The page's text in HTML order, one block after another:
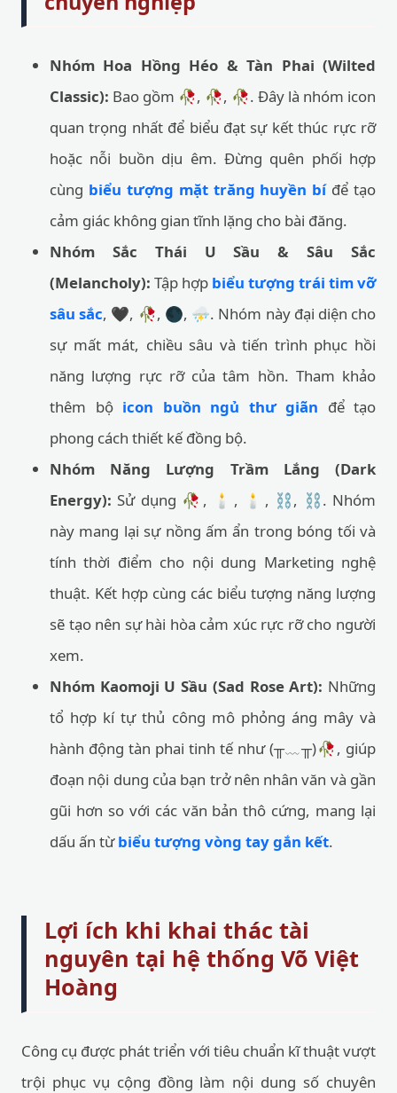
Nhóm Hoa Hồng Héo & Tàn Phai (Wilted
Classic): Bao gồm 🥀, 🥀, 🥀. Đây là nhóm icon
quan trọng nhất để biểu đạt sự kết thúc rực rỡ
hoặc nỗi buồn dịu êm. Đừng quên phối hợp
cùng biểu tượng mặt trăng huyền bíđể tạo
cảm giác không gian tĩnh lặng cho bài đăng.
Nhóm Sắc Thái U Sầu & Sâu Sắc
(Melancholy): Tập hợp biểu tượng trái tim vỡ
sâu sắc, 🖤, 🥀, 🌑, ⛈️. Nhóm này đại diện cho
sự mất mát, chiều sâu và tiến trình phục hồi
năng lượng rực rỡ của tâm hồn. Tham khảo
thêm bộ icon buồn ngủ thư giãn để tạo
phong cách thiết kế đồng bộ.
Nhóm Năng Lượng Trầm Lắng (Dark
Energy): Sử dụng 🥀, 🕯️, 🕯️, ⛓️, ⛓️. Nhóm
này mang lại sự nồng ấm ẩn trong bóng tối và
tính thời điểm cho nội dung Marketing nghệ
thuật. Kết hợp cùng các biểu tượng năng lượng
sẽ tạo nên sự hài hòa cảm xúc rực rỡ cho người
xem.
Nhóm Kaomoji U Sầu (Sad Rose Art): Những
tổ hợp kí tự thủ công mô phỏng áng mây và
hành động tàn phai tinh tế như (╥﹏╥)🥀, giúp
đoạn nội dung của bạn trở nên nhân văn và gần
gũi hơn so với các văn bản thô cứng, mang lại
dấu ấn từbiểu tượng vòng tay gắn kết.
Lợi ích khi khai thác tài
nguyên tại hệ thống Võ Việt
Hoàng
Công cụ được phát triển với tiêu chuẩn kĩ thuật vượt
trội phục vụ cộng đồng làm nội dung số chuyên